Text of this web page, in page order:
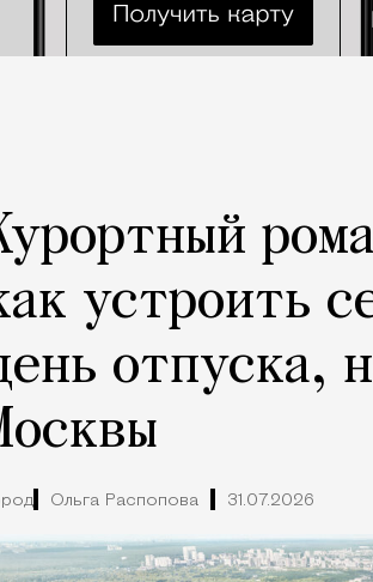
устроить
отпуска,
Ольга Распопова 31.07.2026